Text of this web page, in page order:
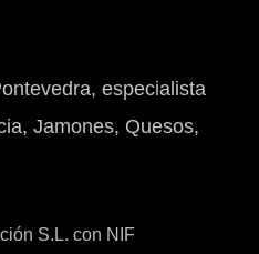
especialista
Jamones, Quesos,
S.L. con NIF